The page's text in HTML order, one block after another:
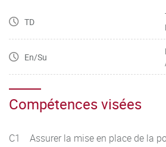
TD
En/Su
Compétences visées
C1 Assurer la mise en place de la